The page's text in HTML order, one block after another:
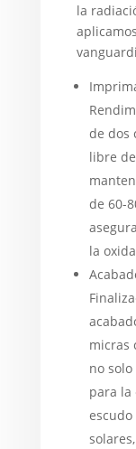
la
de dos
libre
de 60-
la
micras
no
para la